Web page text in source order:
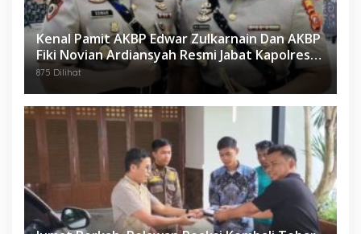
Kenal Pamit AKBP Edwar Zulkarnain Dan AKBP
Fiki Novian Ardiansyah Resmi Jabat Kapolres
Karawang
875 Dilihat